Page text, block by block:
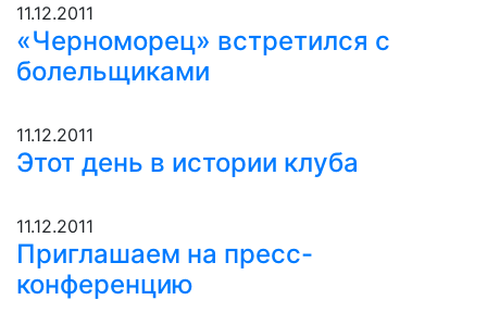
11.12.2011
«Черноморец» встретился с
болельщиками
11.12.2011
Этот день в истории клуба
11.12.2011
Приглашаем на пресс-
конференцию